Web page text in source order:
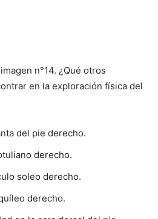
n°14. ¿Qué otros
en la exploración física del
del pie derecho.
derecho.
soleo derecho.
derecho.